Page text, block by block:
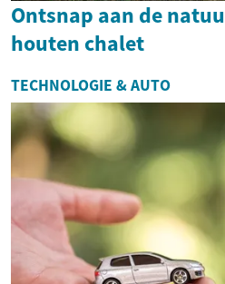
Ontsnap aan de
houten chalet
TECHNOLOGIE & AUTO